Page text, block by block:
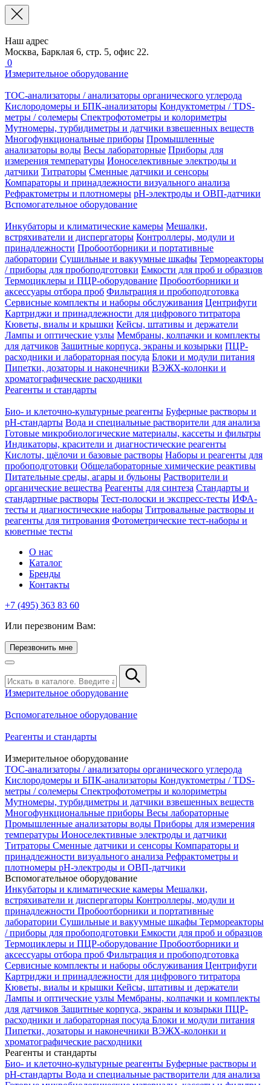
Наш адрес
Москва, Барклая 6, стр. 5, офис 22.
0
Измерительное оборудование
TOC-анализаторы / анализаторы органического углерода
Кислородомеры и БПК-анализаторы Кондуктометры / TDS-
метры / солемеры Спектрофотометры и колориметры
Мутномеры, турбидиметры и датчики взвешенных веществ
Многофункциональные приборы Промышленные
анализаторы воды Весы лабораторные Приборы для
измерения температуры Ионоселективные электроды и
датчики Титраторы Сменные датчики и сенсоры
Компараторы и принадлежности визуального анализа
Рефрактометры и плотномеры pH-электроды и ОВП-датчики
Вспомогательное оборудование
Инкубаторы и климатические камеры Мешалки,
встряхиватели и диспергаторы Контроллеры, модули и
принадлежности Пробоотборники и портативные
лаборатории Сушильные и вакуумные шкафы Термореакторы
/ приборы для пробоподготовки Емкости для проб и образцов
Термоциклеры и ПЦР-оборудование Пробоотборники и
аксессуары отбора проб Фильтрация и пробоподготовка
Сервисные комплекты и наборы обслуживания Центрифуги
Картриджи и принадлежности для цифрового титратора
Кюветы, виалы и крышки Кейсы, штативы и держатели
Лампы и оптические узлы Мембраны, колпачки и комплекты
для датчиков Защитные корпуса, экраны и козырьки ПЦР-
расходники и лабораторная посуда Блоки и модули питания
Пипетки, дозаторы и наконечники ВЭЖХ-колонки и
хроматографические расходники
Реагенты и стандарты
Био- и клеточно-культурные реагенты Буферные растворы и
pH-стандарты Вода и специальные растворители для анализа
Готовые микробиологические материалы, кассеты и фильтры
Индикаторы, красители и диагностические реагенты
Кислоты, щёлочи и базовые растворы Наборы и реагенты для
пробоподготовки Общелабораторные химические реактивы
Питательные среды, агары и бульоны Растворители и
органические вещества Реагенты для синтеза Стандарты и
стандартные растворы Тест-полоски и экспресс-тесты ИФА-
тесты и диагностические наборы Титровальные растворы и
реагенты для титрования Фотометрические тест-наборы и
кюветные тесты
О нас
Каталог
Бренды
Контакты
+7 (495) 363 83 60
Или перезвоним Вам:
Перезвонить мне
Измерительное оборудование
Вспомогательное оборудование
Реагенты и стандарты
Измерительное оборудование
TOC-анализаторы / анализаторы органического углерода
Кислородомеры и БПК-анализаторы Кондуктометры / TDS-
метры / солемеры Спектрофотометры и колориметры
Мутномеры, турбидиметры и датчики взвешенных веществ
Многофункциональные приборы Весы лабораторные
Промышленные анализаторы воды Приборы для измерения
температуры Ионоселективные электроды и датчики
Титраторы Сменные датчики и сенсоры Компараторы и
принадлежности визуального анализа Рефрактометры и
плотномеры pH-электроды и ОВП-датчики
Вспомогательное оборудование
Инкубаторы и климатические камеры Мешалки,
встряхиватели и диспергаторы Контроллеры, модули и
принадлежности Пробоотборники и портативные
лаборатории Сушильные и вакуумные шкафы Термореакторы
/ приборы для пробоподготовки Емкости для проб и образцов
Термоциклеры и ПЦР-оборудование Пробоотборники и
аксессуары отбора проб Фильтрация и пробоподготовка
Сервисные комплекты и наборы обслуживания Центрифуги
Картриджи и принадлежности для цифрового титратора
Кюветы, виалы и крышки Кейсы, штативы и держатели
Лампы и оптические узлы Мембраны, колпачки и комплекты
для датчиков Защитные корпуса, экраны и козырьки ПЦР-
расходники и лабораторная посуда Блоки и модули питания
Пипетки, дозаторы и наконечники ВЭЖХ-колонки и
хроматографические расходники
Реагенты и стандарты
Био- и клеточно-культурные реагенты Буферные растворы и
pH-стандарты Вода и специальные растворители для анализа